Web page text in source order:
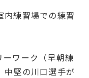
内練習場での練習
ーワーク（早朝練
中堅の川口選手が